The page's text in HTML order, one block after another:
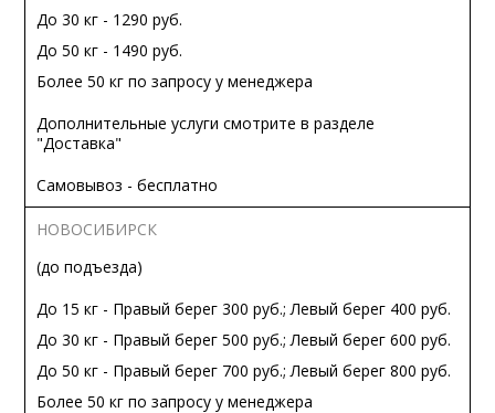
До 30 кг - 1290 руб.
До 50 кг - 1490 руб.
Более 50 кг по запросу у менеджера
Дополнительные услуги смотрите в разделе
"Доставка"
Самовывоз - бесплатно
НОВОСИБИРСК
(до подъезда)
До 15 кг - Правый берег 300 руб.; Левый берег 400 руб.
До 30 кг - Правый берег 500 руб.; Левый берег 600 руб.
До 50 кг - Правый берег 700 руб.; Левый берег 800 руб.
Более 50 кг по запросу у менеджера